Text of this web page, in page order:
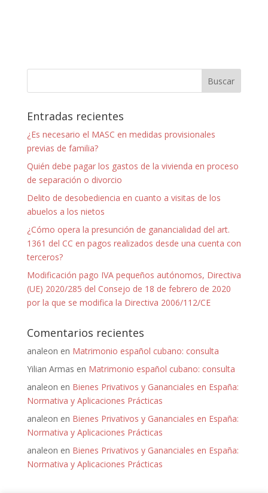
Entradas recientes
¿Es necesario el MASC en medidas provisionales
previas de familia?
Quién debe pagar los gastos de la vivienda en proceso
de separación o divorcio
Delito de desobediencia en cuanto a visitas de los
abuelos a los nietos
¿Cómo opera la presunción de ganancialidad del art.
1361 del CC en pagos realizados desde una cuenta con
terceros?
Modificación pago IVA pequeños autónomos, Directiva
(UE) 2020/285 del Consejo de 18 de febrero de 2020
por la que se modifica la Directiva 2006/112/CE
Comentarios recientes
analeon en Matrimonio español cubano: consulta
Yilian Armas en Matrimonio español cubano: consulta
analeon en Bienes Privativos y Gananciales en España:
Normativa y Aplicaciones Prácticas
analeon en Bienes Privativos y Gananciales en España:
Normativa y Aplicaciones Prácticas
analeon en Bienes Privativos y Gananciales en España:
Normativa y Aplicaciones Prácticas